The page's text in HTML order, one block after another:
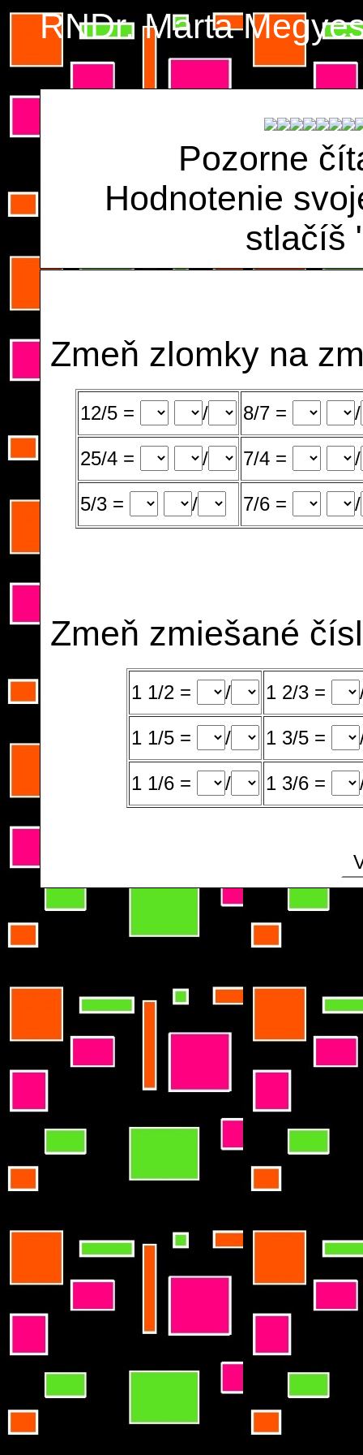
RNDr. Marta
Pozorne
Hodnotenie
stlačíš
Zmeň zlomky na
12/5 = / 8/7 = /
25/4 = / 7/4 = /
5/3 = / 7/6 = /
Zmeň zmiešané
1 1/2 = / 1 2/3 =
1 1/5 = / 1 3/5 =
1 1/6 = / 1 3/6 =